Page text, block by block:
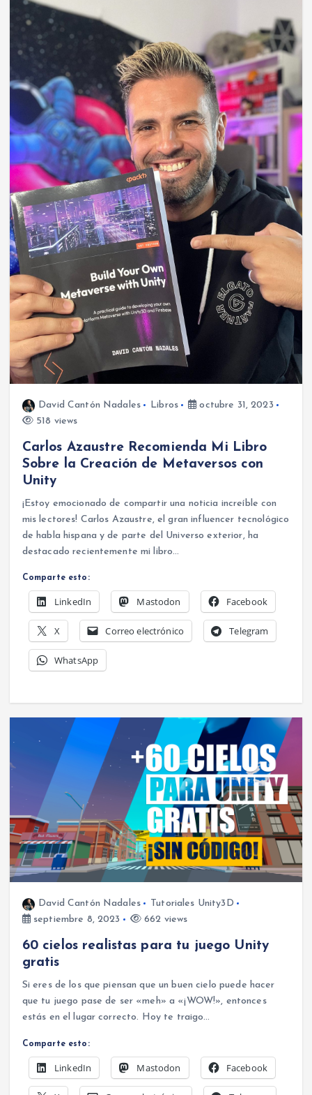
David Cantón Nadales Libros
octubre 31, 2023
518 views
Carlos Azaustre Recomienda Mi Libro
Sobre la Creación de Metaversos con
Unity
¡Estoy emocionado de compartir una noticia increíble con
mis lectores! Carlos Azaustre, el gran influencer tecnológico
de habla hispana y de parte del Universo exterior, ha
destacado recientemente mi libro…
Comparte esto:
LinkedIn Mastodon Facebook
X Correo electrónico Telegram
WhatsApp
David Cantón Nadales
Tutoriales Unity3D
septiembre 8, 2023
662 views
60 cielos realistas para tu juego Unity
gratis
Si eres de los que piensan que un buen cielo puede hacer
que tu juego pase de ser «meh» a «¡WOW!», entonces
estás en el lugar correcto. Hoy te traigo…
Comparte esto:
LinkedIn Mastodon Facebook